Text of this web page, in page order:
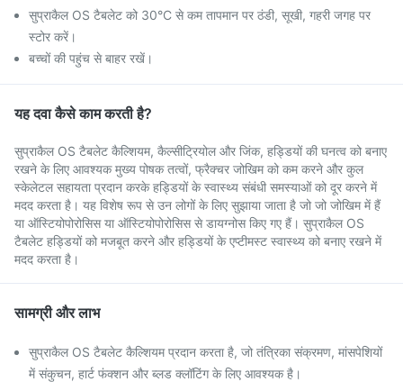
सुप्राकैल OS टैबलेट को 30°C से कम तापमान पर ठंडी, सूखी, गहरी जगह पर
स्टोर करें।
बच्चों की पहुंच से बाहर रखें।
यह दवा कैसे काम करती है?
सुप्राकैल OS टैबलेट कैल्शियम, कैल्सीट्रियोल और जिंक, हड्डियों की घनत्व को बनाए
रखने के लिए आवश्यक मुख्य पोषक तत्वों, फ्रैक्चर जोखिम को कम करने और कुल
स्केलेटल सहायता प्रदान करके हड्डियों के स्वास्थ्य संबंधी समस्याओं को दूर करने में
मदद करता है। यह विशेष रूप से उन लोगों के लिए सुझाया जाता है जो जो जोखिम में हैं
या ऑस्टियोपोरोसिस या ऑस्टियोपोरोसिस से डायग्नोस किए गए हैं। सुप्राकैल OS
टैबलेट हड्डियों को मजबूत करने और हड्डियों के एप्टीमस्ट स्वास्थ्य को बनाए रखने में
मदद करता है।
सामग्री और लाभ
सुप्राकैल OS टैबलेट कैल्शियम प्रदान करता है, जो तंत्रिका संक्रमण, मांसपेशियों
में संकुचन, हार्ट फंक्शन और ब्लड क्लॉटिंग के लिए आवश्यक है।